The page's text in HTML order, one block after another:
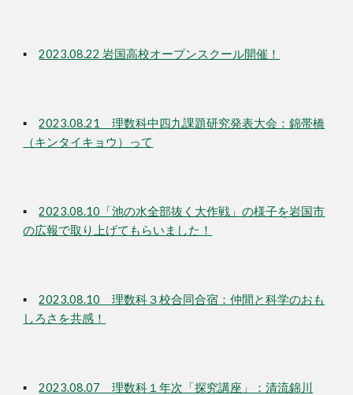
▪2023.08.22 岩国高校オープンスクール開催！
▪2023.08.21 理数科中四九課題研究発表大会：錦帯橋
（キンタイキョウ）って
▪2023.08.10「池の水全部抜く大作戦」の様子を岩国市
の広報で取り上げてもらいました！
▪2023.08.10 理数科３校合同合宿：仲間と科学のおも
しろさを共感！
▪2023.08.07 理数科１年次「探究講座」：清流錦川